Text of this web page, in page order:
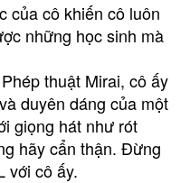
của cô khiến cô luôn
những học sinh mà
thuật Mirai, cô ấy
duyên dáng của một
giọng hát như rót
hãy cẩn thận. Đừng
với cô ấy.